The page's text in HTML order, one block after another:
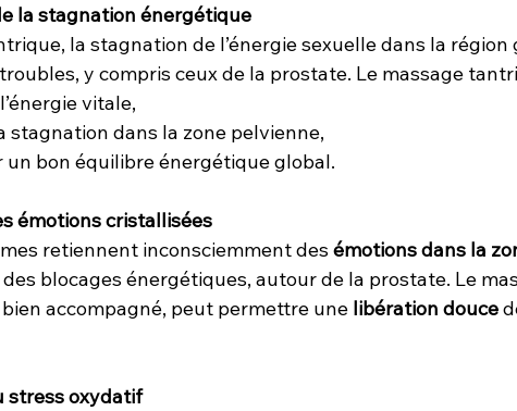
de la stagnation énergétique
la stagnation de l’énergie sexuelle dans la
y compris ceux de la prostate. Le massage
l’énergie vitale,
la stagnation dans la zone pelvienne,
un bon équilibre énergétique global.
émotions cristallisées
retiennent inconsciemment des émotions dans la
blocages énergétiques, autour de la prostate. Le
accompagné, peut permettre une libération douce
stress oxydatif